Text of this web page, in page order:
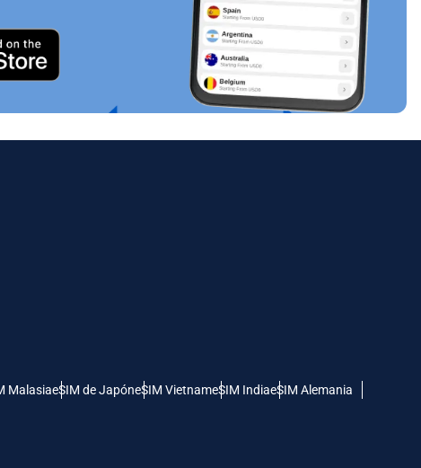
MalasiaeSIM de JapóneSIM VietnameSIM IndiaeSIM Alemania